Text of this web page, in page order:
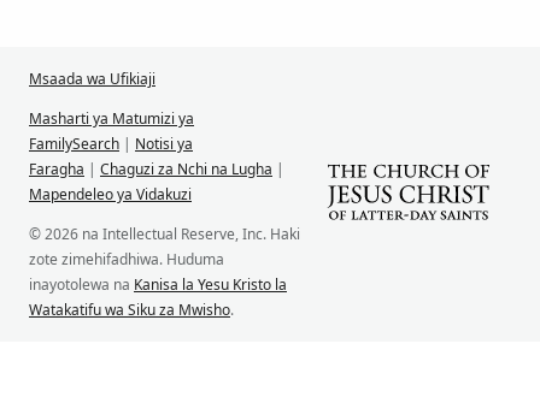
Msaada wa Ufikiaji
Masharti ya Matumizi ya
FamilySearch | Notisi ya
Faragha | Chaguzi za Nchi na Lugha |
Mapendeleo ya Vidakuzi
© 2026 na Intellectual Reserve, Inc. Haki
zote zimehifadhiwa. Huduma
inayotolewa na Kanisa la Yesu Kristo la
Watakatifu wa Siku za Mwisho.